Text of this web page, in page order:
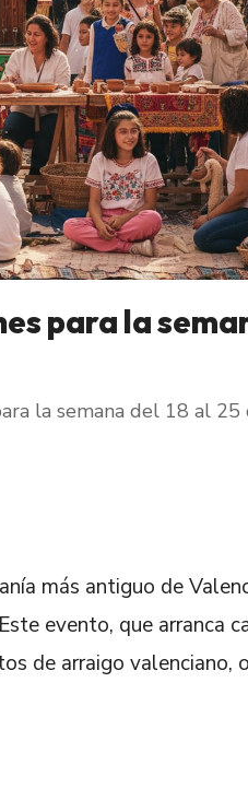
para la
la semana del 18 al 25
más antiguo de
evento, que arranca
de arraigo valenciano,